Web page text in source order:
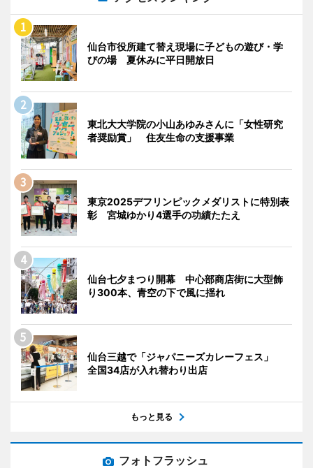
仙台市役所建て替え現場に子どもの遊び・学
びの場 夏休みに平日開放日
東北大大学院の小山あゆみさんに「女性研究
者奨励賞」 住友生命の支援事業
東京2025デフリンピックメダリストに特別表
彰 宮城ゆかり4選手の功績たたえ
仙台七夕まつり開幕 中心部商店街に大型飾
り300本、青空の下で風に揺れ
仙台三越で「ジャパニーズカレーフェス」
全国34店が入れ替わり出店
もっと見る
フォトフラッシュ